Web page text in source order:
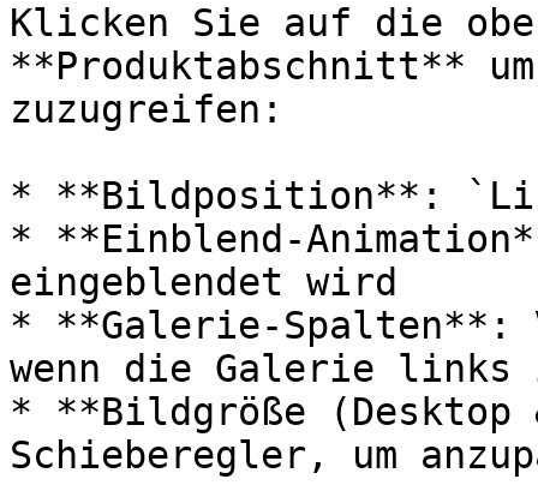
Klicken Sie auf die
**Produktabschnitt**
zuzugreifen:
* **Bildposition**:
* **Einblend-
eingeblendet wird
* **Galerie-Spalten**:
wenn die Galerie
* **Bildgröße (Desktop
Schieberegler, um